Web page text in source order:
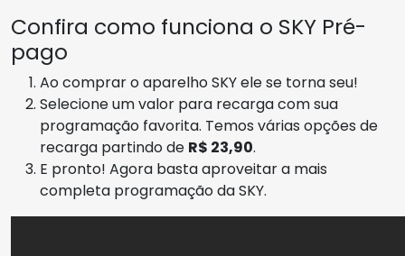
Confira como funciona o SKY Pré-
pago
Ao comprar o aparelho SKY ele se torna seu!
Selecione um valor para recarga com sua
programação favorita. Temos várias opções de
recarga partindo de R$ 23,90.
E pronto! Agora basta aproveitar a mais
completa programação da SKY.